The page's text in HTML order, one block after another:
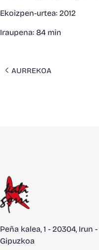
Ekoizpen-urtea: 2012
Iraupena: 84 min
AURREKOA
Peña kalea, 1 - 20304, Irun -
Gipuzkoa